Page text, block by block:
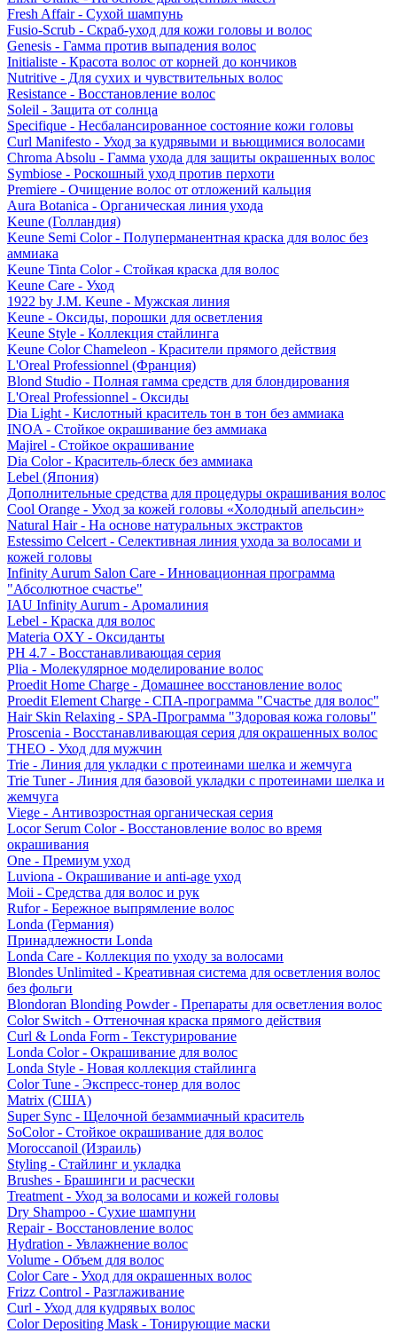
Fresh Affair - Сухой шампунь
Fusio-Scrub - Скраб-уход для кожи головы и волос
Genesis - Гамма против выпадения волос
Initialiste - Красота волос от корней до кончиков
Nutritive - Для сухих и чувствительных волос
Resistance - Восстановление волос
Soleil - Защита от солнца
Specifique - Несбалансированное состояние кожи головы
Curl Manifesto - Уход за кудрявыми и вьющимися волосами
Chroma Absolu - Гамма ухода для защиты окрашенных волос
Symbiose - Роскошный уход против перхоти
Premiere - Очищение волос от отложений кальция
Aura Botanica - Органическая линия ухода
Keune (Голландия)
Keune Semi Color - Полуперманентная краска для волос без
аммиака
Keune Tinta Color - Стойкая краска для волос
Keune Care - Уход
1922 by J.M. Keune - Мужская линия
Keune - Оксиды, порошки для осветления
Keune Style - Коллекция стайлинга
Keune Color Chameleon - Красители прямого действия
L'Oreal Professionnel (Франция)
Blond Studio - Полная гамма средств для блондирования
L'Oreal Professionnel - Оксиды
Dia Light - Кислотный краситель тон в тон без аммиака
INOA - Стойкое окрашивание без аммиака
Majirel - Стойкое окрашивание
Dia Color - Краситель-блеск без аммиака
Lebel (Япония)
Дополнительные средства для процедуры окрашивания волос
Cool Orange - Уход за кожей головы «Холодный апельсин»
Natural Hair - На основе натуральных экстрактов
Estessimo Celcert - Селективная линия ухода за волосами и
кожей головы
Infinity Aurum Salon Care - Инновационная программа
"Абсолютное счастье"
IAU Infinity Aurum - Аромалиния
Lebel - Краска для волос
Materia OXY - Оксиданты
PH 4.7 - Восстанавливающая серия
Plia - Молекулярное моделирование волос
Proedit Home Charge - Домашнее восстановление волос
Proedit Element Charge - СПА-программа "Счастье для волос"
Hair Skin Relaxing - SPA-Программа "Здоровая кожа головы"
Proscenia - Восстанавливающая серия для окрашенных волос
THEO - Уход для мужчин
Trie - Линия для укладки с протеинами шелка и жемчуга
Trie Tuner - Линия для базовой укладки с протеинами шелка и
жемчуга
Viege - Антивозростная органическая серия
Locor Serum Color - Восстановление волос во время
окрашивания
One - Премиум уход
Luviona - Окрашивание и anti-age уход
Moii - Средства для волос и рук
Rufor - Бережное выпрямление волос
Londa (Германия)
Принадлежности Londa
Londa Care - Коллекция по уходу за волосами
Blondes Unlimited - Креативная система для осветления волос
без фольги
Blondoran Blonding Powder - Препараты для осветления волос
Color Switch - Оттеночная краска прямого действия
Curl & Londa Form - Текстурирование
Londa Color - Окрашивание для волос
Londa Style - Новая коллекция стайлинга
Color Tune - Экспресс-тонер для волос
Matrix (США)
Super Sync - Щелочной безаммиачный краситель
SoColor - Стойкое окрашивание для волос
Moroccanoil (Израиль)
Styling - Стайлинг и укладка
Brushes - Брашинги и расчески
Treatment - Уход за волосами и кожей головы
Dry Shampoo - Сухие шампуни
Repair - Восстановление волос
Hydration - Увлажнение волос
Volume - Объем для волос
Color Care - Уход для окрашенных волос
Frizz Control - Разглаживание
Curl - Уход для кудрявых волос
Color Depositing Mask - Тонирующие маски